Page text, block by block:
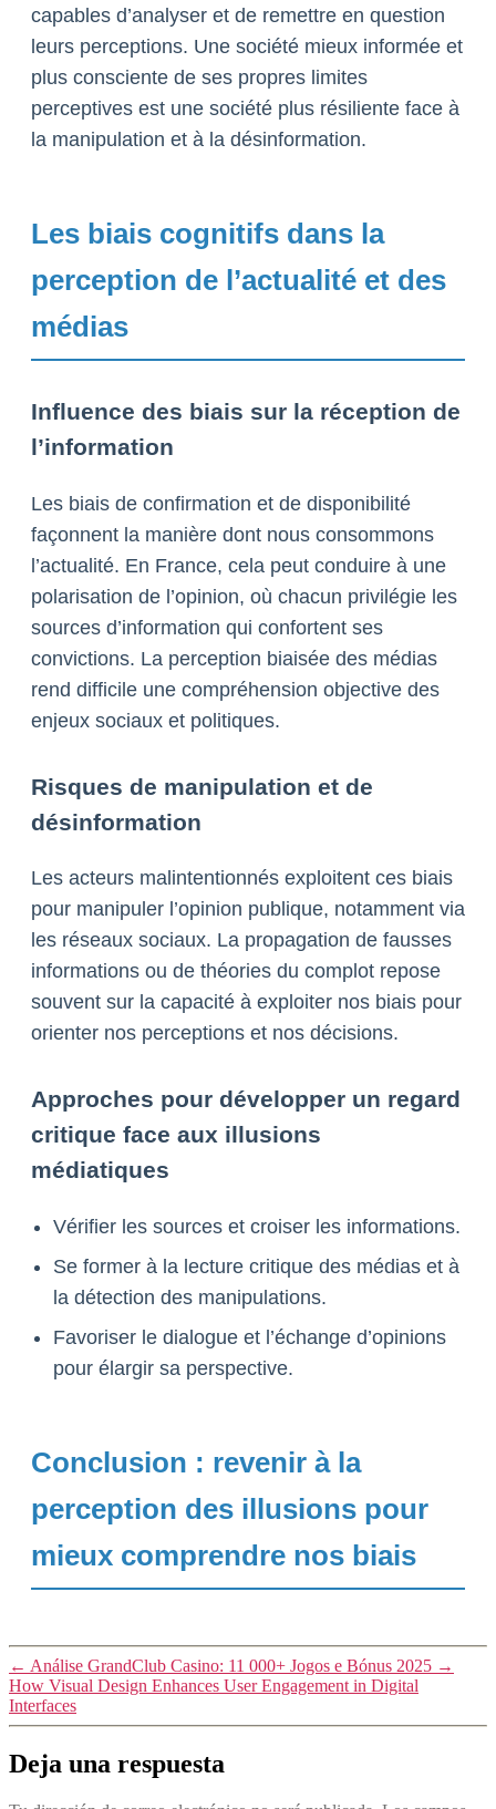
capables d’analyser et de remettre en question
leurs perceptions. Une société mieux informée et
plus consciente de ses propres limites
perceptives est une société plus résiliente face à
la manipulation et à la désinformation.
Les biais cognitifs dans la
perception de l’actualité et des
médias
Influence des biais sur la réception de
l’information
Les biais de confirmation et de disponibilité
façonnent la manière dont nous consommons
l’actualité. En France, cela peut conduire à une
polarisation de l’opinion, où chacun privilégie les
sources d’information qui confortent ses
convictions. La perception biaisée des médias
rend difficile une compréhension objective des
enjeux sociaux et politiques.
Risques de manipulation et de
désinformation
Les acteurs malintentionnés exploitent ces biais
pour manipuler l’opinion publique, notamment via
les réseaux sociaux. La propagation de fausses
informations ou de théories du complot repose
souvent sur la capacité à exploiter nos biais pour
orienter nos perceptions et nos décisions.
Approches pour développer un regard
critique face aux illusions
médiatiques
Vérifier les sources et croiser les informations.
Se former à la lecture critique des médias et à
la détection des manipulations.
Favoriser le dialogue et l’échange d’opinions
pour élargir sa perspective.
Conclusion : revenir à la
perception des illusions pour
mieux comprendre nos biais
← Análise GrandClub Casino: 11 000+ Jogos e Bónus 2025 →
How Visual Design Enhances User Engagement in Digital
Interfaces
Deja una respuesta